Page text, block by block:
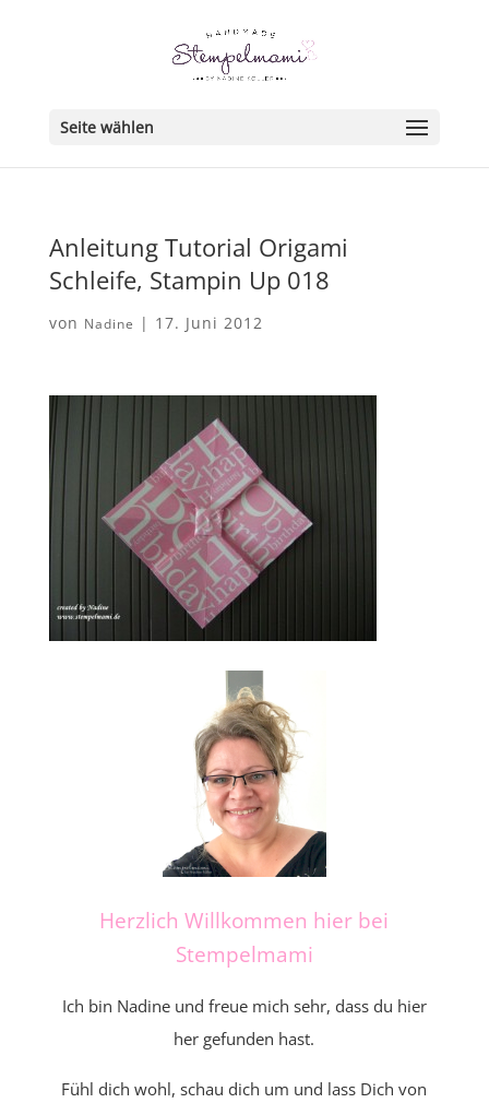
Seite wählen
Anleitung Tutorial Origami
Schleife, Stampin Up 018
von Nadine | 17. Juni 2012
Herzlich Willkommen hier bei
Stempelmami
Ich bin Nadine und freue mich sehr, dass du hier
her gefunden hast.
Fühl dich wohl, schau dich um und lass Dich von